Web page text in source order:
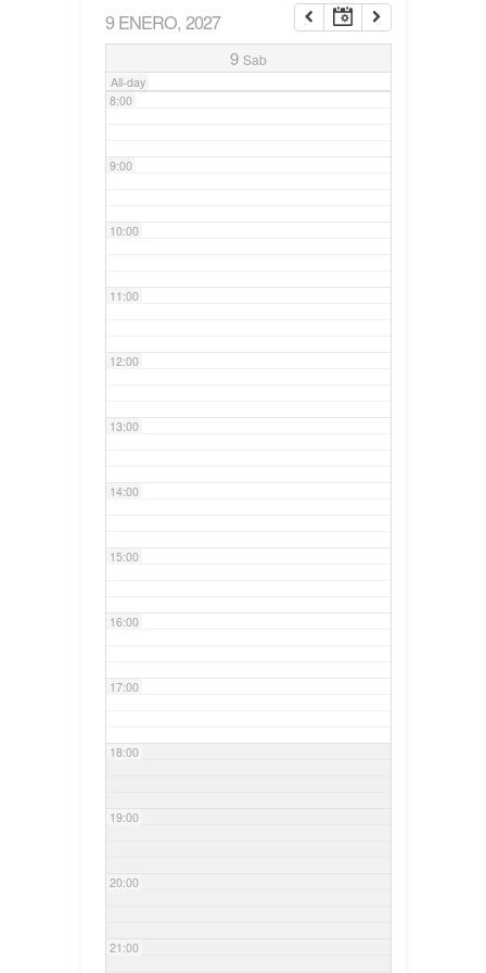
9 ENERO, 2027
9 Sab
All-day
7:00
8:00
9:00
10:00
11:00
12:00
13:00
14:00
15:00
16:00
17:00
18:00
19:00
20:00
21:00